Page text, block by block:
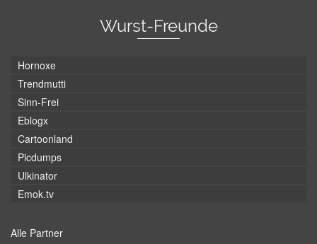
Wurst-Freunde
Hornoxe
Trendmutti
Sinn-Frei
Eblogx
Cartoonland
Picdumps
Ulkinator
Emok.tv
Alle Partner